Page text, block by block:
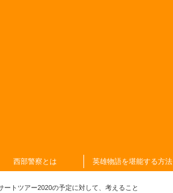
西部警察とは 英雄物語を堪能する方法
ートツアー2020の予定に対して、考えること